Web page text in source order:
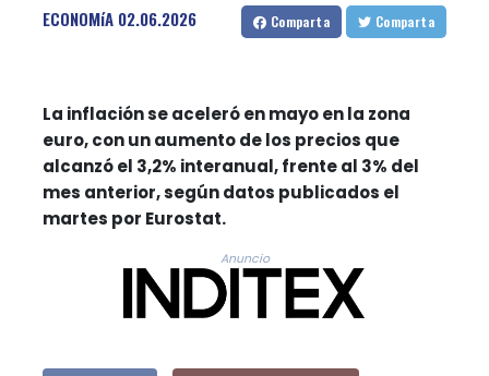
ECONOMíA 02.06.2026 Comparta Comparta
La inflación se aceleró en mayo en la zona
euro, con un aumento de los precios que
alcanzó el 3,2% interanual, frente al 3% del
mes anterior, según datos publicados el
martes por Eurostat.
Anuncio